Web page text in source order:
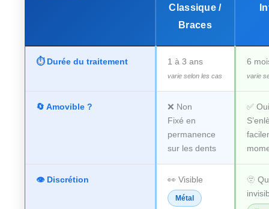
Classique /
Braces
⏱️ Durée du traitement 1 à 3 ans
varie selon les cas
6
varie
🔄 Amovible ?
❌ Non
Fixé en
permanence
sur les dents
✅ Oui
👁️ Discrétion 👀 Visible
Métal
🫥